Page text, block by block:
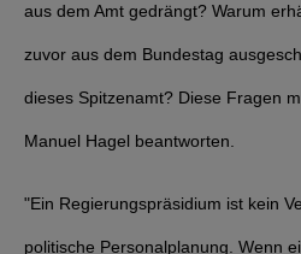
aus dem Amt gedrängt? Warum
zuvor aus dem Bundestag
dieses Spitzenamt? Diese Fragen
Manuel Hagel beantworten.
"Ein Regierungspräsidium ist kein
politische Personalplanung. Wenn